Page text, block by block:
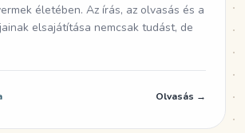
életében. Az írás, az olvasás és a
elsajátítása nemcsak tudást, de
Olvasás →